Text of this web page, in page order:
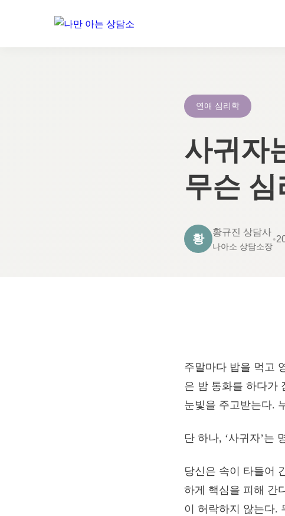
연애 심리학
사귀자
무슨
황
황규진 상담사
나아소 상담소장
•
주말마다 밥을 먹고
은 밤 통화를 하다가
눈빛을 주고받는다.
단 하나, ‘사귀자’는
당신은 속이 타들어
하게 핵심을 피해 간
이 허락하지 않는다.